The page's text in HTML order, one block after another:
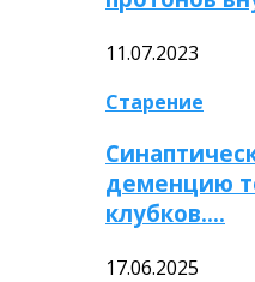
11.07.2023
Старение
деменцию
клубков….
17.06.2025